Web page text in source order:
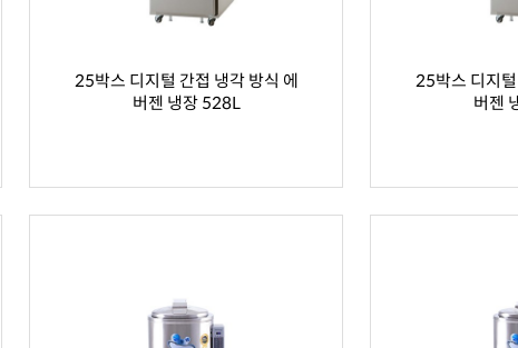
25박스 디지털 간접 냉각 방식 에
버젠 냉장 528L
25박스 디지
버젠